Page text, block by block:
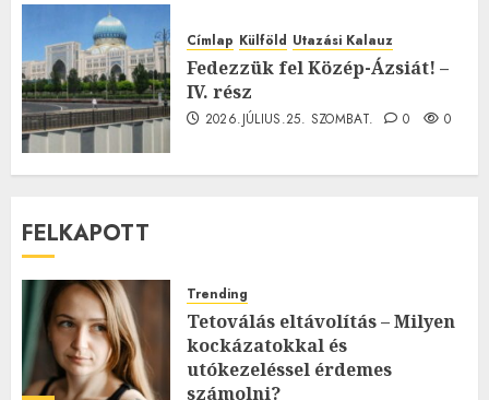
Címlap Külföld Utazási Kalauz
Fedezzük fel Közép-Ázsiát! –
IV. rész
2026.JÚLIUS.25. SZOMBAT. 0 0
FELKAPOTT
Trending
Tetoválás eltávolítás – Milyen
kockázatokkal és
utókezeléssel érdemes
számolni?